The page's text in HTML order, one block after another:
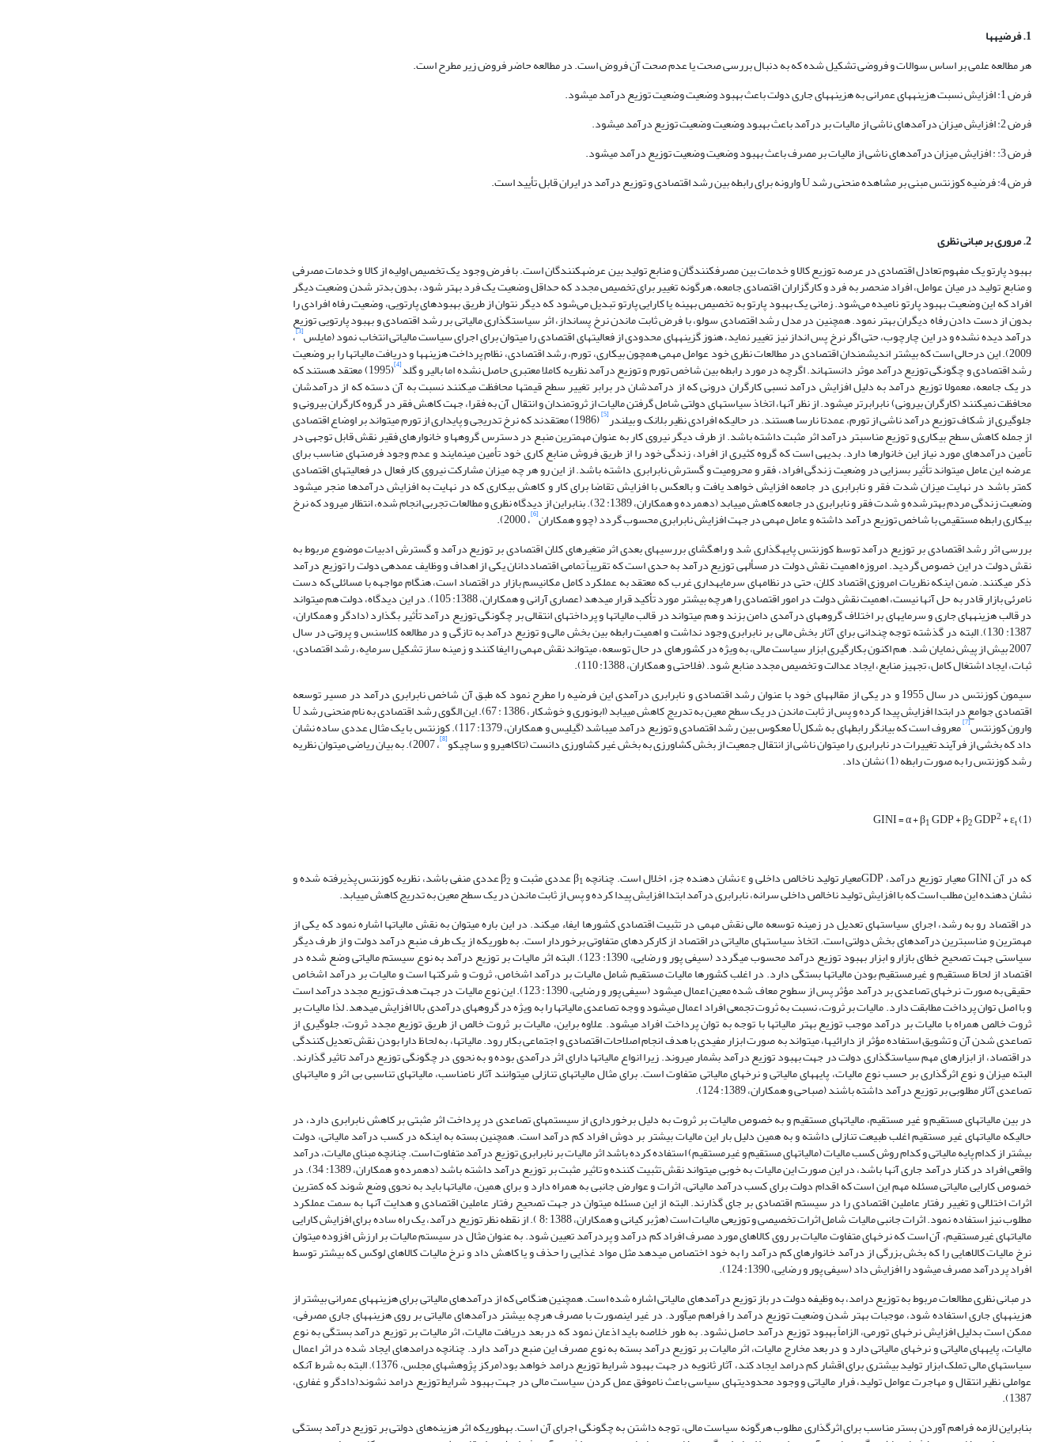
1. فرضیه­ها
هر مطالعه علمی بر اساس سوالات و فروضی تشکیل شده که به دنبال بررسی صحت یا عدم صحت آن فروض است. در مطالعه حاضر فروض زیر مطرح است.
فرض 1: افزایش نسبت هزینه‏های عمرانی به هزینه­های جاری دولت باعث بهبود وضعیت وضعیت توزیع درآمد می­شود.
فرض 2: افزایش میزان درآمدهای ناشی از مالیات بر درآمد باعث بهبود وضعیت وضعیت توزیع درآمد می­شود.
فرض 3: : افزایش میزان درآمدهای ناشی از مالیات بر مصرف باعث بهبود وضعیت وضعیت توزیع درآمد می­شود.
فرض 4: فرضیه کوزنتس مبنی بر مشاهده منحنی رشد U وارونه برای رابطه بین رشد اقتصادی و توزیع درآمد در ایران قابل تأیید است.
2.مروری بر مبانی نظری
بهبود پارتو یک مفهوم تعادل اقتصادی در عرصه توزیع کالا و خدمات بین مصرف‏کنندگان و منابع تولید بین عرضه‏کنندگان است. با فرض وجود یک تخصیص اولیه از کالا و خدمات مصرفی
و منابع تولید در میان عوامل، افراد منحصر به ‌فرد و کارگزاران اقتصادی جامعه، هرگونه تغییر برای تخصیص مجدد که حداقل وضعیت یک فرد بهتر شود، بدون بدتر شدن وضعیت دیگر
افراد که این وضعیت بهبود پارتو نامیده می‌شود. زمانی یک بهبود پارتو به تخصیص بهینه یا کارایی پارتو تبدیل می‌شود که دیگر نتوان از طریق بهبودهای پارتویی، وضعیت رفاه افرادی را
بدون از دست دادن رفاه دیگران بهتر نمود. همچنین در مدل رشد اقتصادی سولو، با فرض ثابت ماندن نرخ پس‏انداز، اثر سیاست‏گذاری مالیاتی بر رشد اقتصادی و بهبود پارتویی توزیع
درآمد دیده نشده و در این چارچوب، حتی اگر نرخ پس انداز نیز تغییر نماید، هنوز گزینه‏های محدودی از فعالیت‏های اقتصادی را می‏توان برای اجرای سیاست مالیاتی انتخاب نمود (مایلس[3] ،
2009). این درحالی است که بیشتر اندیشمندان اقتصادی در مطالعات نظری خود عوامل مهمی همچون بیکاری، تورم، رشد اقتصادی، نظام پرداخت هزینه‏ها و دریافت مالیات‏ها را بر وضعیت
رشد اقتصادی و چگونگی توزیع درآمد موثر دانسته‏اند. اگرچه در مورد رابطه بین شاخص تورم و توزیع درآمد نظریه کاملا معتبری حاصل نشده اما بالیر و گلد[4] (1995) معتقد هستند که
در یک جامعه، معمولا توزیع درآمد به دلیل افزایش درآمد نسبی کارگران درونی که از درآمدشان در برابر تغییر سطح قیمت‏ها محافظت می­کنند نسبت به آن دسته که از درآمدشان
محافظت نمی‏کنند (کارگران بیرونی) نابرابرتر می‏شود. از نظر آن‏ها، اتخاذ سیاست­های دولتی شامل گرفتن مالیات از ثروتمندان و انتقال آن به فقرا، جهت کاهش فقر در گروه کارگران بیرونی و
جلوگیری از شکاف توزیع درآمد ناشی از تورم، عمدتا نارسا هستند. در حالیکه افرادی نظیر بلانک و بیلندر[5] (1986) معتقدند که نرخ تدریجی و پایداری از تورم می‏تواند بر اوضاع اقتصادی
از جمله کاهش سطح بیکاری و توزیع مناسب‏تر درآمد اثر مثبت داشته باشد. از طرف دیگر نیروی کار به عنوان مهمترین منبع در دسترس گروه­ها و خانوارهای فقیر نقش قابل توجهی در
تأمین درآمدهای مورد نیاز این خانوارها دارد. بدیهی است که گروه کثیری از افراد، زندگی خود را از طریق فروش منابع کاری خود تأمین می­نمایند و عدم وجود فرصت­های مناسب برای
عرضه این عامل می‏تواند تأثیر بسزایی در وضعیت زندگی افراد، فقر و محرومیت و گسترش نابرابری داشته باشد. از این رو هر چه میزان مشارکت نیروی کار فعال در فعالیت­های اقتصادی
کمتر باشد در نهایت میزان شدت فقر و نابرابری در جامعه افزایش خواهد یافت و بالعکس با افزایش تقاضا برای کار و کاهش بیکاری که در نهایت به افزایش درآمدها منجر می­شود
وضعیت زندگی مردم بهترشده و شدت فقر و نابرابری در جامعه کاهش می‏یابد (دهمرده و همکاران، 1389: 32). بنابراین از دیدگاه نظری و مطالعات تجربی انجام شده، انتظار می‏رود که نرخ
بیکاری رابطه مستقیمی با شاخص­ توزیع درآمد داشته و عامل مهمی در جهت افزایش نابرابری محسوب گردد (چو و همکاران[6] ، 2000).
بررسی اثر رشد اقتصادی بر توزیع درآمد توسط کوزنتس پایه‏گذاری شد و راه‏گشای بررسی‏های بعدی اثر متغیرهای کلان اقتصادی بر توزیع درآمد و گسترش ادبیات موضوع مربوط به
نقش دولت در این خصوص گردید. امروزه اهمیت نقش دولت در مسأله­ی توزیع درآمد به حدی است که تقریباً تمامی اقتصاددانان یکی از اهداف و وظایف عمده­ی دولت را توزیع درآمد
ذکر می‏کنند. ضمن اینکه نظریات امروزی اقتصاد کلان، حتی در نظام‏های سرمایه‏داری غرب که معتقد به عملکرد کامل مکانیسم بازار در اقتصاد است، هنگام مواجهه با مسائلی که دست
نامرئی بازار قادر به حل آنها نیست، اهمیت نقش دولت در امور اقتصادی را هرچه بیشتر مورد تأکید قرار می­دهد (عصاری آرانی و همکاران، 1388: 105). در این دیدگاه، دولت هم می‏تواند
در قالب هزینه‏های جاری و سرمایه‏ای بر اختلاف گروه‏های درآمدی دامن بزند و هم می‏تواند در قالب مالیات‏ها و پرداخت‏های انتقالی بر چگونگی توزیع درآمد تأثیر بگذارد (دادگر و همکاران،
1387: 130). البته در گذشته توجه چندانی برای آثار بخش مالی بر نابرابری وجود نداشت و اهمیت رابطه بین بخش مالی و توزیع درآمد به تازگی و در مطالعه کلاسنس و پروتی در سال
2007 بیش از پیش نمایان شد. هم اکنون بکارگیری ابزار سیاست‏ مالی، به ویژه در کشورهای در حال توسعه، می‏تواند نقش مهمی را ایفا کنند و زمینه ساز تشکیل سرمایه، رشد اقتصادی،
ثبات، ایجاد اشتغال کامل، تجهیز منابع، ایجاد عدالت و تخصیص مجدد منابع شود. (فلاحتی و همکاران، 1388: 110).
سیمون کوزنتس در سال 1955 و در یکی از مقاله­های خود با عنوان رشد اقتصادی و نابرابری درآمدی این فرضیه را مطرح نمود که طبق آن شاخص نابرابری درآمد در مسیر توسعه
اقتصادی جوامع در ابتدا افزایش پیدا کرده و پس از ثابت ماندن در یک سطح معین به تدریج کاهش می­یابد (ابونوری و خوشکار، 1386 : 67). این الگوی رشد اقتصادی به نام منحنی رشد U
وارون کوزنتس[7] معروف است که بیان­گر رابطه­ای به شکلU معکوس بین رشد اقتصادی و توزیع درآمد می‏باشد (گیلیس و همکاران، 1379: 117). کوزنتس با یک مثال عددی ساده نشان
داد که بخشی از فرآیند تغییرات در نابرابری را می‏توان ناشی از انتقال جمعیت از بخش کشاورزی به بخش غیر کشاورزی دانست (تاکاهیرو و ساچیکو[8] ، 2007). به بیان ریاضی می­توان نظریه
رشد کوزنتس را به صورت رابطه (1) نشان داد.
GINI = α + β1GDP + β2GDP2 + εt(1)
که در آن GINI معیار توزیع درآمد، GDPمعیار تولید ناخالص داخلی و ε نشان دهنده جزء اخلال است. چنانچه β 1 عددی مثبت و β 2 عددی منفی باشد، نظریه کوزنتس پذیرفته شده و
نشان دهنده این مطلب است که با افزایش تولید ناخالص داخلی سرانه، نابرابری درآمد ابتدا افزایش پیدا کرده و پس از ثابت ماندن در یک سطح معین به تدریج کاهش می‏یابد.
در اقتصاد رو به رشد، اجرای سیاست‏های تعدیل در زمینه توسعه مالی نقش مهمی در تثبیت اقتصادی کشورها ایفاء می‏کند. در این باره می‏توان به نقش مالیات‏ها اشاره نمود که یکی از
مهمترین و مناسبترین درآمدهای بخش دولتی است. اتخاذ سیاست‏های مالیاتی در اقتصاد از کارکردهای متفاوتی برخوردار است. به طوریکه از یک طرف منبع درآمد دولت و از طرف دیگر
سیاستی جهت تصحیح خطای بازار و ابزار بهبود توزیع درآمد محسوب می‏گردد (سیفی پور و رضایی، 1390: 123). البته اثر مالیات بر توزیع درآمد به نوع سیستم مالیاتی وضع شده در
اقتصاد از لحاظ مستقیم و غیرمستقیم بودن مالیات‏ها بستگی دارد. در اغلب کشورها مالیات مستقیم شامل مالیات بر درآمد اشخاص، ثروت و شرکت‏ها است و مالیات بر درآمد اشخاص
حقیقی به صورت نرخ‏های تصاعدی بر درآمد مؤثر پس از سطوح معاف شده معین اعمال می‏شود (سیفی پور و رضایی، 1390: 123). این نوع مالیات در جهت هدف توزیع مجدد درآمد است
و با اصل توان پرداخت مطابقت دارد. مالیات بر ثروت، نسبت به ثروت تجمعی افراد اعمال می­شود و وجه تصاعدی مالیات­ها را به ویژه در گروه‏های درآمدی بالا افزایش می­دهد. لذا مالیات بر
ثروت خالص همراه با مالیات بر درآمد موجب توزیع بهتر مالیات‏ها با توجه به توان پرداخت افراد می­شود. علاوه براین، مالیات بر ثروت خالص از طریق توزیع مجدد ثروت، جلوگیری از
تصاعدی شدن آن و تشویق استفاده مؤثر از دارائی­ها، می‏تواند به صورت ابزار مفیدی با هدف انجام اصلاحات اقتصادی و اجتماعی بکار رود. مالیات­ها، به لحاظ دارا بودن نقش تعدیل کنندگی
در اقتصاد، از ابزارهای مهم سیاست‏گذاری دولت در جهت بهبود توزیع درآمد بشمار می‏روند. زیرا انواع مالیات­ها دارای اثر درآمدی بوده و به نحوی در چگونگی توزیع درآمد تاثیر گذارند.
البته میزان و نوع اثرگذاری بر حسب نوع مالیات، پایه­های مالیاتی و نرخ‏های مالیاتی متفاوت است. برای مثال مالیات­های تنازلی می‏توانند آثار نامناسب، مالیات­های تناسبی بی اثر و مالیات­های
تصاعدی آثار مطلوبی بر توزیع درآمد داشته باشند (صباحی و همکاران، 1389: 124).
در بین مالیات‏های مستقیم و غیر مستقیم، مالیات­های مستقیم و به خصوص مالیات بر ثروت به دلیل برخورداری از سیستم‏های تصاعدی در پرداخت اثر مثبتی بر کاهش نابرابری دارد، در
حالیکه مالیات­های غیر مستقیم اغلب طبیعت تنازلی داشته و به همین دلیل بار این مالیات بیشتر بر دوش افراد کم درآمد است. همچنین بسته به اینکه در کسب درآمد مالیاتی، دولت
بیشتر از کدام پایه مالیاتی و کدام روش کسب مالیات (مالیات‏های مستقیم و غیرمستقیم) استفاده کرده باشد اثر مالیات بر نابرابری توزیع درآمد متفاوت است. چنانچه مبنای مالیات، درآمد
واقعی افراد در کنار درآمد جاری آن‏ها باشد، در این صورت این مالیات به خوبی می­تواند نقش تثبیت کننده و تاثیر مثبت بر توزیع درآمد داشته باشد (دهمرده و همکاران، 1389: 34). در
خصوص کارایی مالیاتی مسئله مهم این است که اقدام دولت برای کسب درآمد مالیاتی، اثرات و عوارض جانبی به همراه دارد و برای همین، مالیات‏ها باید به نحوی وضع شوند که کمترین
اثرات اختلالی و تغییر رفتار عاملین اقتصادی را در سیستم اقتصادی بر جای گذارند. البته از این مسئله می­توان در جهت تصحیح رفتار عاملین اقتصادی و هدایت آنها به سمت عملکرد
مطلوب نیز استفاده نمود. اثرات جانبی مالیات شامل اثرات تخصیصی و توزیعی مالیات است (هژبر کیانی و همکاران، 1388 :8 ). از نقطه نظر توزیع درآمد، یک راه ساده برای افزایش کارایی
مالیات­های غیرمستقیم، آن است که نرخ­های متفاوت مالیات بر روی کالاهای مورد مصرف افراد کم درآمد و پردرآمد تعیین شود. به عنوان مثال در سیستم مالیات بر ارزش افزوده می­توان
نرخ مالیات کالاهایی را که بخش بزرگی از درآمد خانوارهای کم درآمد را به خود اختصاص می­دهد مثل مواد غذایی را حذف و یا کاهش داد و نرخ مالیات کالاهای لوکس که بیشتر توسط
افراد پردرآمد مصرف می­شود را افزایش داد (سیفی پور و رضایی، 1390: 124).
در مبانی نظری مطالعات مربوط به توزیع درامد، به وظیفه دولت در باز توزیع درآمدهای مالیاتی اشاره شده است. همچنین هنگامی که از درآمدهای مالیاتی برای هزینه­های عمرانی بیشتر از
هزینه­های جاری استفاده شود، موجبات بهتر شدن وضعیت توزیع درآمد را فراهم می‏آورد. در غیر اینصورت با مصرف هرچه بیشتر درآمدهای مالیاتی بر روی هزینه­های جاری مصرفی،
ممکن است بدلیل افزایش نرخ‏های تورمی، الزاماً بهبود توزیع درآمد حاصل نشود. به طور خلاصه باید اذعان نمود که در بعد دریافت مالیات، اثر مالیات بر توزیع درآمد بستگی به نوع
مالیات، پایه­های مالیاتی و نرخ­های مالیاتی دارد و در بعد مخارج مالیات، اثر مالیات بر توزیع درآمد بسته به نوع مصرف این منبع درآمد دارد. چنانچه درامدهای ایجاد شده در اثر اعمال
سیاستهای مالی تملک ابزار تولید بیشتری برای اقشار کم درامد ایجاد کند، آثار ثانویه در جهت بهبود شرایط توزیع درامد خواهد بود(مرکز پژوهشهای مجلس، 1376). البته به شرط آنکه
عواملی نظیر انتقال و مهاجرت عوامل تولید، فرار مالیاتی و وجود محدودیتهای سیاسی باعث ناموفق عمل کردن سیاست مالی در جهت بهبود شرایط توزیع درامد نشوند(دادگر و غفاری،
1387).
بنابراین لازمه فراهم آوردن بستر مناسب برای اثرگذاری مطلوب هرگونه سیاست مالی، توجه داشتن به چگونگی اجرای آن است. به‏طوریکه اثر هزینه‌های دولتی بر توزیع درآمد بستگی